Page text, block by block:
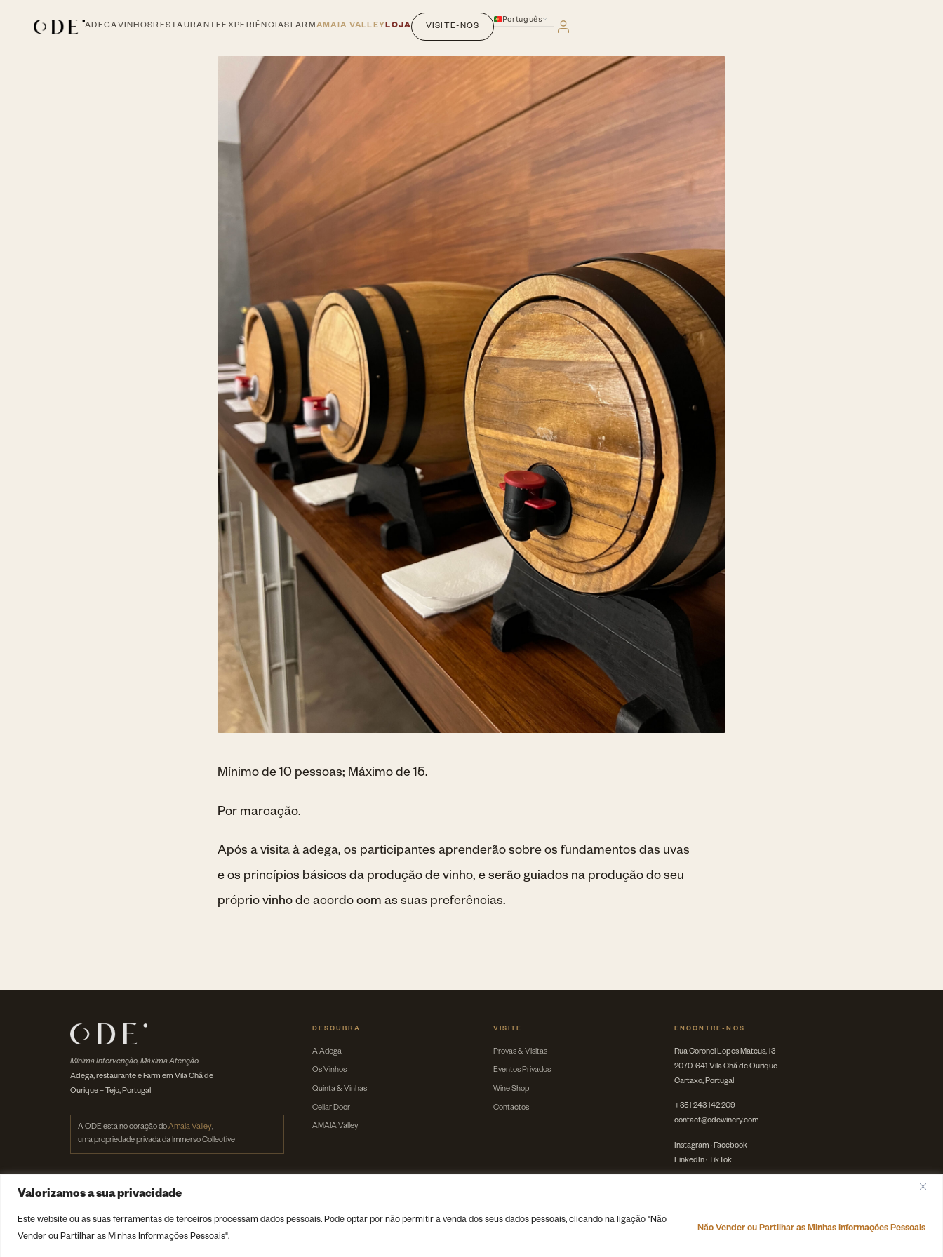
Valorizamos a sua privacidade
Este website ou as suas ferramentas de terceiros processam dados pessoais. Pode optar por não permitir a venda dos seus dados pessoais, clicando na ligação "Não
Vender ou Partilhar as Minhas Informações Pessoais".
Não Vender ou Partilhar as Minhas Informações Pessoais
ADEGA VINHOSRESTAURANTEEXPERIÊNCIASFARMAMAIA VALLEYLOJA VISITE-NOS
Português
Mínimo de 10 pessoas; Máximo de 15.
Por marcação.
Após a visita à adega, os participantes aprenderão sobre os fundamentos das uvas
e os princípios básicos da produção de vinho, e serão guiados na produção do seu
próprio vinho de acordo com as suas preferências.
Mínima Intervenção, Máxima Atenção
Adega, restaurante e Farm em Vila Chã de
Ourique – Tejo, Portugal
A ODE está no coração doAmaia Valley,
uma propriedade privada da Immerso Collective
DESCUBRA
A Adega
Os Vinhos
Quinta & Vinhas
Cellar Door
AMAIA Valley
VISITE
Provas & Visitas
Eventos Privados
Wine Shop
Contactos
ENCONTRE-NOS
Rua Coronel Lopes Mateus, 13
2070-641 Vila Chã de Ourique
Cartaxo, Portugal
+351 243 142 209
contact@odewinery.com
Instagram ·Facebook
LinkedIn· TikTok
Termos· Privacidade ·Cookies